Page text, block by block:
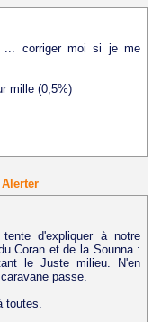
corriger moi si je me
mille (0,5%)
Alerter
d'expliquer à notre
Coran et de la Sounna :
le Juste milieu. N'en
passe.
toutes.